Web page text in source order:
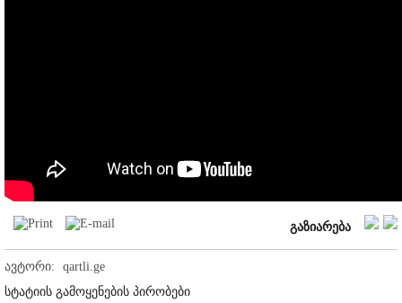
გაზიარება
ავტორი:
qartli.ge
სტატიის გამოყენების პირობები